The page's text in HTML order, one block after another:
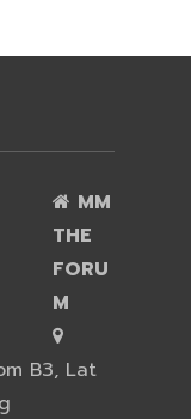
MM
THE
FORU
M
B3, Lat